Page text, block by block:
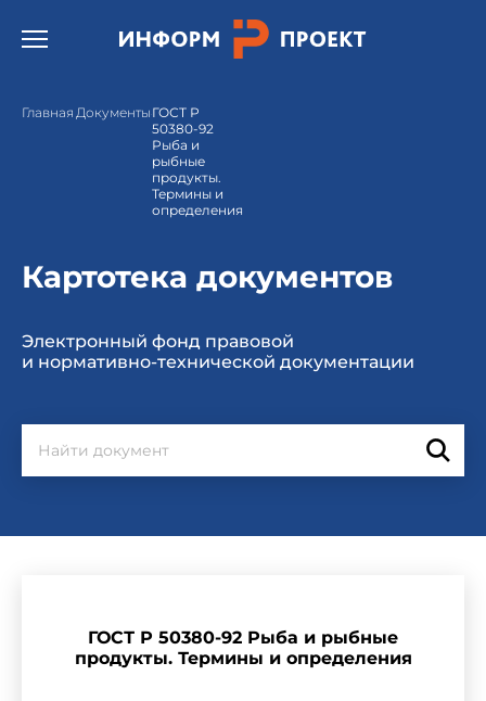
Открыть бургер меню.
Главная Документы ГОСТ Р
50380-92
Рыба и
рыбные
продукты.
Термины и
определения
Картотека документов
Электронный фонд правовой
и нормативно-технической документации
ГОСТ Р 50380-92 Рыба и рыбные
продукты. Термины и определения